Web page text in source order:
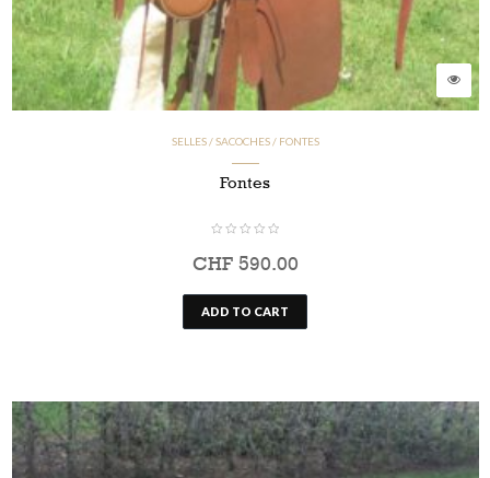
SELLES / SACOCHES / FONTES
Fontes
CHF590.00
ADD TO CART